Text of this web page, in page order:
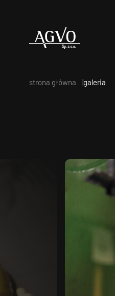
Header
strona główna galeria